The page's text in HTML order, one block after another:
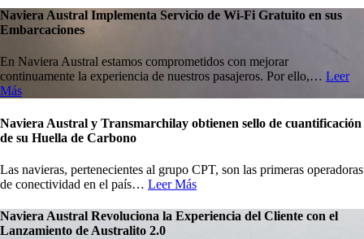
Naviera Austral Implementa Servicio de Wi-Fi Gratuito en sus
Embarcaciones
En Naviera Austral estamos comprometidos con mejorar
continuamente la experiencia de nuestros pasajeros. Por ello,… Leer
Más
Naviera Austral y Transmarchilay obtienen sello de cuantificación
de su Huella de Carbono
Las navieras, pertenecientes al grupo CPT, son las primeras operadoras
de conectividad en el país… Leer Más
Naviera Austral Revoluciona la Experiencia del Cliente con el
Lanzamiento de Australito 2.0